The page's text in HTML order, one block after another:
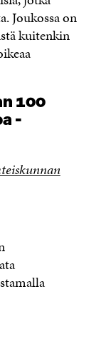
Joukossa on
kuitenkin
100
-